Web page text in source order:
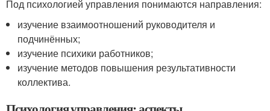
Под психологией управления понимаются направления:
изучение взаимоотношений руководителя и
подчинённых;
изучение психики работников;
изучение методов повышения результативности
коллектива.